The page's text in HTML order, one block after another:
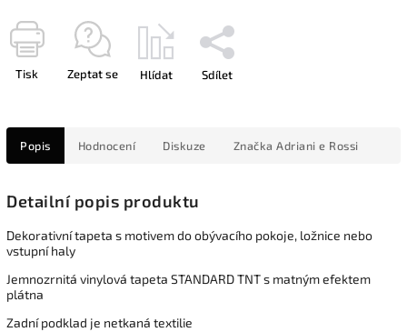
Tisk Zeptat se Hlídat Sdílet
Popis Hodnocení Diskuze Značka Adriani e Rossi
Detailní popis produktu
Dekorativní tapeta s motivem do obývacího pokoje, ložnice nebo
vstupní haly
Jemnozrnitá vinylová tapeta STANDARD TNT s matným efektem
plátna
Zadní podklad je netkaná textilie